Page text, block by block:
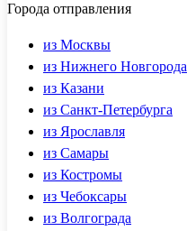
Города отправления
из Москвы
из Нижнего Новгорода
из Казани
из Санкт-Петербурга
из Ярославля
из Самары
из Костромы
из Чебоксары
из Волгограда